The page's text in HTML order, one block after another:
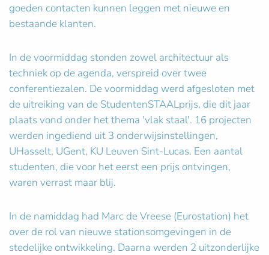
goeden contacten kunnen leggen met nieuwe en
bestaande klanten.
In de voormiddag stonden zowel architectuur als
techniek op de agenda, verspreid over twee
conferentiezalen. De voormiddag werd afgesloten met
de uitreiking van de StudentenSTAALprijs, die dit jaar
plaats vond onder het thema 'vlak staal'. 16 projecten
werden ingediend uit 3 onderwijsinstellingen,
UHasselt, UGent, KU Leuven Sint-Lucas. Een aantal
studenten, die voor het eerst een prijs ontvingen,
waren verrast maar blij.
In de namiddag had Marc de Vreese (Eurostation) het
over de rol van nieuwe stationsomgevingen in de
stedelijke ontwikkeling. Daarna werden 2 uitzonderlijke